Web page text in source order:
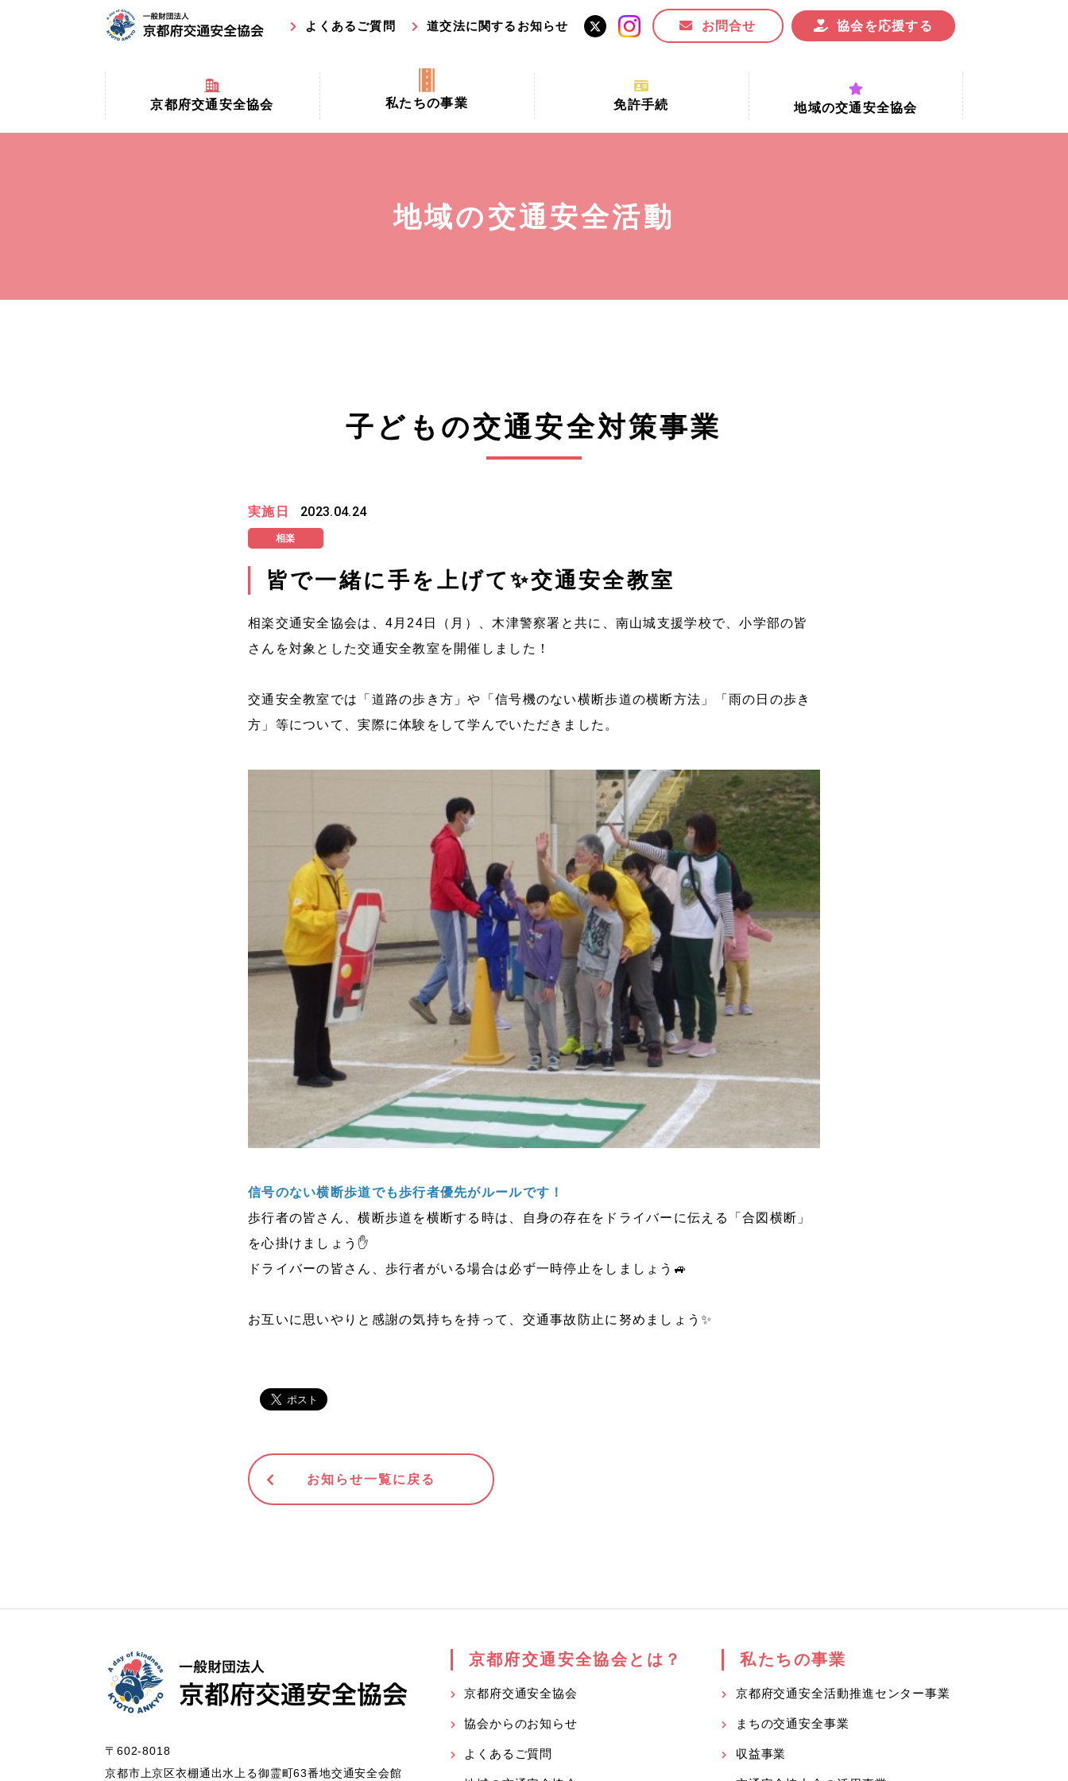
よくあるご質問 道交法に関するお知らせ お問合せ 協会を応援する
京都府交通安全協会
京都府交通安全協会とは？
私たちの事業
京都府交通安全活動推進センター事業
交通安全協力金の活用事業
免許手続
手続場所の対象者及び受付時間
講習時間
地域の交通安全協会
地域の交通安全活動
子どもの交通安全対策事業
実施日 2023.04.24
相楽
皆で一緒に手を上げて✨交通安全教室
相楽交通安全協会は、 4 月 24 日（月）、木津警察署と共に、南山城支援学校で、小学部の皆
さんを対象とした交通安全教室を開催しました！
交通安全教室では「道路の歩き方」や「信号機のない横断歩道の横断方法」「雨の日の歩き
方」等について、実際に体験をして学んでいただきました。
信号のない横断歩道でも歩行者優先がルールです！
歩行者の皆さん、横断歩道を横断する時は、自身の存在をドライバーに伝える「合図横断」
を心掛けましょう✋
ドライバーの皆さん、歩行者がいる場合は必ず一時停止をしましょう🚙
お互いに思いやりと感謝の気持ちを持って、交通事故防止に努めましょう✨
お知らせ一覧に戻る
〒602-8018
京都市上京区衣棚通出水上る御霊町63番地交通安全会館
京都府交通安全協会とは？
京都府交通安全協会
協会からのお知らせ
よくあるご質問
私たちの事業
京都府交通安全活動推進センター事業
まちの交通安全事業
収益事業